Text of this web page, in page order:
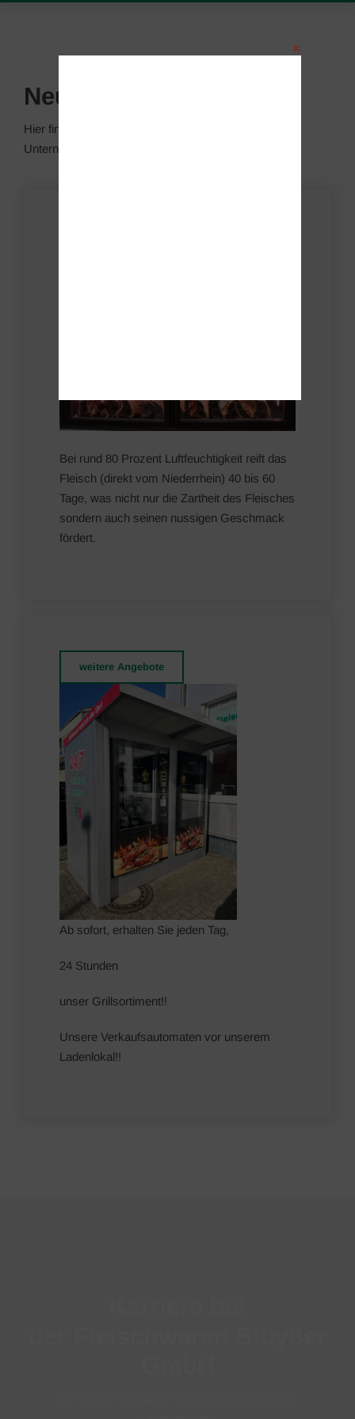
Neuigkeiten
Hier finden Sie diverse Neuigkeiten aus unserem
Unternehmen.
Bei rund 80 Prozent Luftfeuchtigkeit reift das
Fleisch (direkt vom Niederrhein) 40 bis 60
Tage, was nicht nur die Zartheit des Fleisches
sondern auch seinen nussigen Geschmack
fördert.
weitere Angebote
Ab sofort, erhalten Sie jeden Tag,
24 Stunden
unser Grillsortiment!!
Unsere Verkaufsautomaten vor unserem
Ladenlokal!!